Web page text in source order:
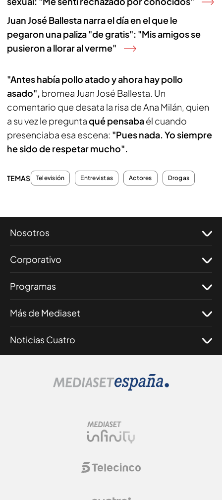
Juan José Ballesta narra el día en el que le
pegaron una paliza "de gratis": "Mis amigos se
pusieron a llorar al verme"
"Antes había pollo atado y ahora hay pollo
asado", bromea Juan José Ballesta. Un
comentario que desata la risa de Ana Milán, quien
a su vez le preguntaqué pensabaél cuando
presenciaba esa escena: "Pues nada. Yo siempre
he sido de respetar mucho".
TEMAS Televisión Entrevistas Actores Drogas
Nosotros
Corporativo
Programas
Más de Mediaset
Noticias Cuatro